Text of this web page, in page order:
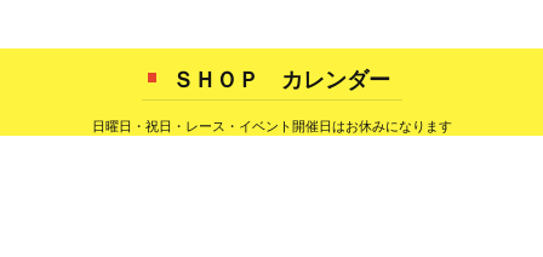
ＳＨＯＰ カレンダー
日曜日・祝日・レース・イベント開催日はお休みになります